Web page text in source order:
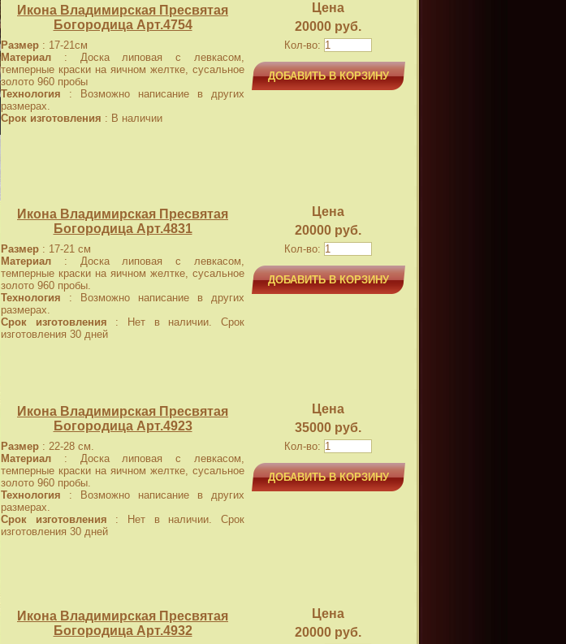
Икона Владимирская Пресвятая
Богородица Арт.4754
Размер : 17-21см
Материал : Доска липовая с левкасом,
темперные краски на яичном желтке, сусальное
золото 960 пробы
Технология : Возможно написание в других
размерах.
Срок изготовления : В наличии
Цена
20000 руб.
Кол-во:
ДОБАВИТЬ В КОРЗИНУ
Икона Владимирская Пресвятая
Богородица Арт.4831
Размер : 17-21 см
Материал : Доска липовая с левкасом,
темперные краски на яичном желтке, сусальное
золото 960 пробы.
Технология : Возможно написание в других
размерах.
Срок изготовления : Нет в наличии. Срок
изготовления 30 дней
Цена
20000 руб.
Кол-во:
ДОБАВИТЬ В КОРЗИНУ
Икона Владимирская Пресвятая
Богородица Арт.4923
Размер : 22-28 см.
Материал : Доска липовая с левкасом,
темперные краски на яичном желтке, сусальное
золото 960 пробы.
Технология : Возможно написание в других
размерах.
Срок изготовления : Нет в наличии. Срок
изготовления 30 дней
Цена
35000 руб.
Кол-во:
ДОБАВИТЬ В КОРЗИНУ
Икона Владимирская Пресвятая
Богородица Арт.4932
Цена
20000 руб.